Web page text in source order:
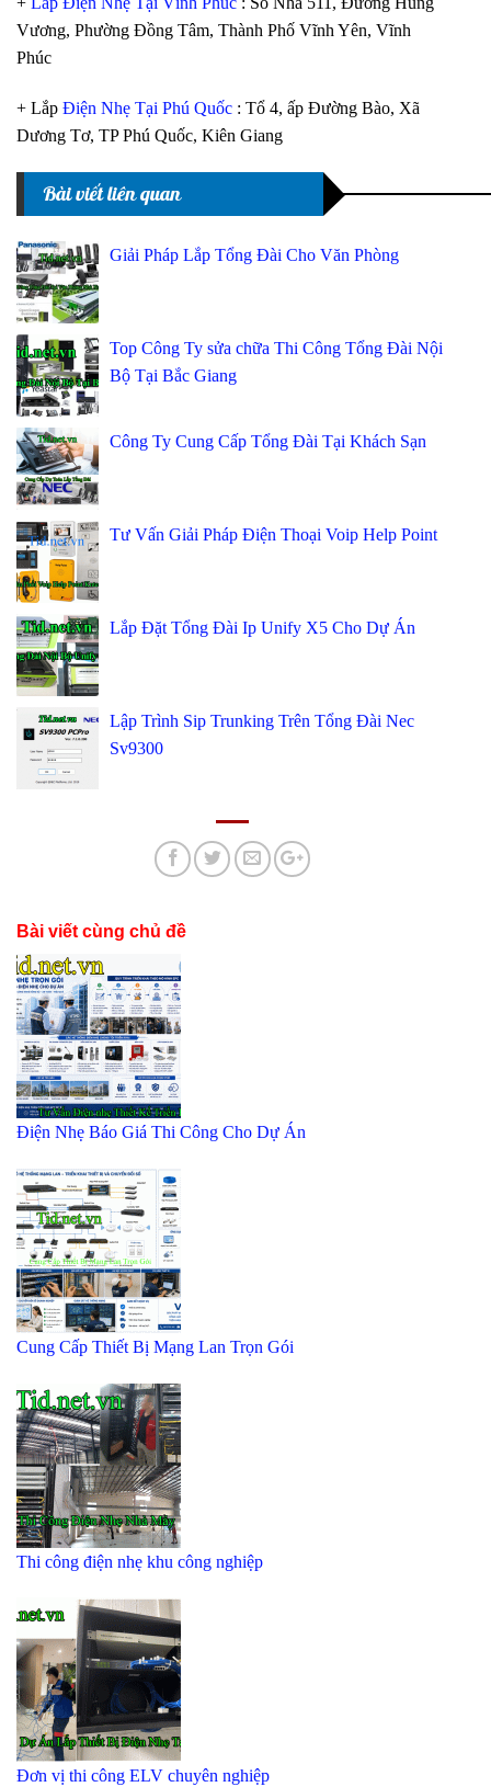
Vương, Phường Đồng Tâm, Thành Phố Vĩnh Yên, Vĩnh
Phúc
+ Lắp Điện Nhẹ Tại Phú Quốc : Tổ 4, ấp Đường Bào, Xã
Dương Tơ, TP Phú Quốc, Kiên Giang
Bài viết liên quan
Giải Pháp Lắp Tổng Đài Cho Văn Phòng
Top Công Ty sửa chữa Thi Công Tổng Đài Nội
Bộ Tại Bắc Giang
Công Ty Cung Cấp Tổng Đài Tại Khách Sạn
Tư Vấn Giải Pháp Điện Thoại Voip Help Point
Lắp Đặt Tổng Đài Ip Unify X5 Cho Dự Án
Lập Trình Sip Trunking Trên Tổng Đài Nec
Sv9300
Bài viết cùng chủ đề
Điện Nhẹ Báo Giá Thi Công Cho Dự Án
Cung Cấp Thiết Bị Mạng Lan Trọn Gói
Thi công điện nhẹ khu công nghiệp
Đơn vị thi công ELV chuyên nghiệp